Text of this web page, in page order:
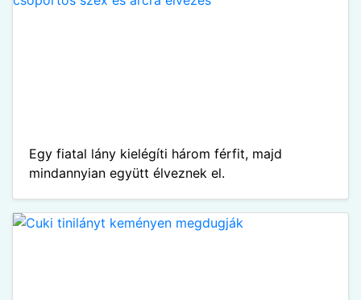
Egy fiatal lány kielégíti három férfit, majd
mindannyian együtt élveznek el.